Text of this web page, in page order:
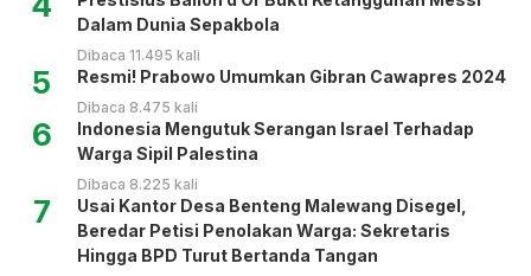
Dalam Dunia Sepakbola
Dibaca 11.495 kali
5 Resmi! Prabowo Umumkan Gibran Cawapres 2024
Dibaca 8.475 kali
6
Indonesia Mengutuk Serangan Israel Terhadap
Warga Sipil Palestina
Dibaca 8.225 kali
7
Usai Kantor Desa Benteng Malewang Disegel,
Beredar Petisi Penolakan Warga: Sekretaris
Hingga BPD Turut Bertanda Tangan